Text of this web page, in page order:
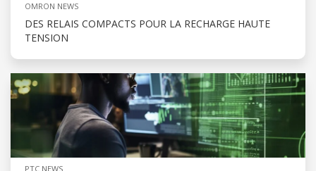
OMRON NEWS
DES RELAIS COMPACTS POUR LA RECHARGE HAUTE
TENSION
PTC NEWS